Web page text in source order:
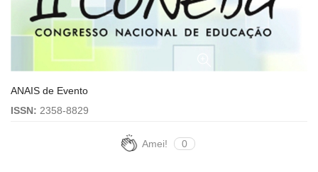
ANAIS de Evento
ISSN: 2358-8829
Amei! 0